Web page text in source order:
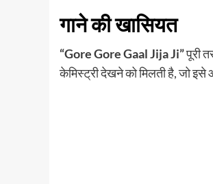
गाने की खासियत
“Gore Gore Gaal Jija Ji”पूरी
केमिस्ट्री देखने को मिलती है, जो इसे